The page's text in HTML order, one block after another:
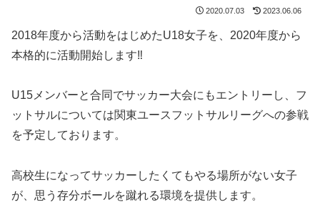
2020.07.03 2023.06.06
2018年度から活動をはじめたU18女子を、2020年度から
本格的に活動開始します‼
U15メンバーと合同でサッカー大会にもエントリーし、フ
ットサルについては関東ユースフットサルリーグへの参戦
を予定しております。
高校生になってサッカーしたくてもやる場所がない女子
が、思う存分ボールを蹴れる環境を提供します。